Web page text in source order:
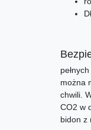
można
chwili.
CO2 w
bidon z